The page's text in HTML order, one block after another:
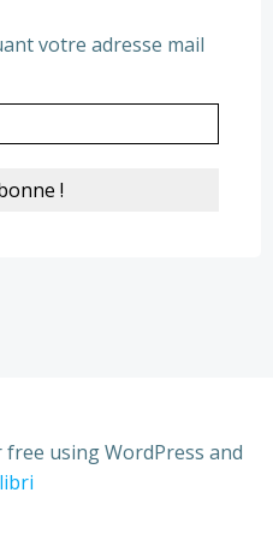
votre adresse mail
using WordPress and